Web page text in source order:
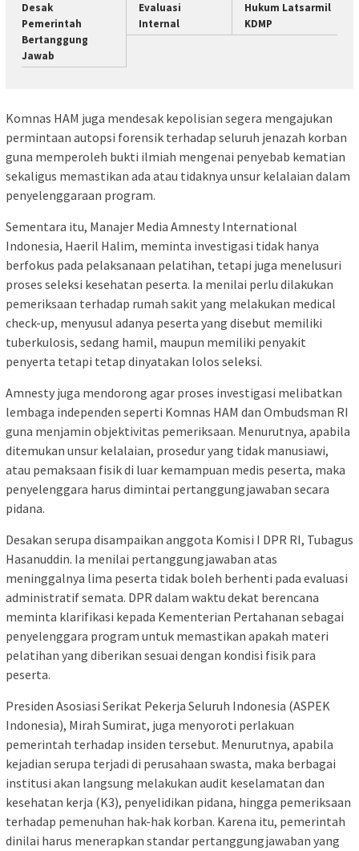
Desak
Pemerintah
Bertanggung
Jawab
Evaluasi
Internal
Hukum Latsarmil
KDMP
Komnas HAM juga mendesak kepolisian segera mengajukan
permintaan autopsi forensik terhadap seluruh jenazah korban
guna memperoleh bukti ilmiah mengenai penyebab kematian
sekaligus memastikan ada atau tidaknya unsur kelalaian dalam
penyelenggaraan program.
Sementara itu, Manajer Media Amnesty International
Indonesia, Haeril Halim, meminta investigasi tidak hanya
berfokus pada pelaksanaan pelatihan, tetapi juga menelusuri
proses seleksi kesehatan peserta. Ia menilai perlu dilakukan
pemeriksaan terhadap rumah sakit yang melakukan medical
check-up, menyusul adanya peserta yang disebut memiliki
tuberkulosis, sedang hamil, maupun memiliki penyakit
penyerta tetapi tetap dinyatakan lolos seleksi.
Amnesty juga mendorong agar proses investigasi melibatkan
lembaga independen seperti Komnas HAM dan Ombudsman RI
guna menjamin objektivitas pemeriksaan. Menurutnya, apabila
ditemukan unsur kelalaian, prosedur yang tidak manusiawi,
atau pemaksaan fisik di luar kemampuan medis peserta, maka
penyelenggara harus dimintai pertanggungjawaban secara
pidana.
Desakan serupa disampaikan anggota Komisi I DPR RI, Tubagus
Hasanuddin. Ia menilai pertanggungjawaban atas
meninggalnya lima peserta tidak boleh berhenti pada evaluasi
administratif semata. DPR dalam waktu dekat berencana
meminta klarifikasi kepada Kementerian Pertahanan sebagai
penyelenggara program untuk memastikan apakah materi
pelatihan yang diberikan sesuai dengan kondisi fisik para
peserta.
Presiden Asosiasi Serikat Pekerja Seluruh Indonesia (ASPEK
Indonesia), Mirah Sumirat, juga menyoroti perlakuan
pemerintah terhadap insiden tersebut. Menurutnya, apabila
kejadian serupa terjadi di perusahaan swasta, maka berbagai
institusi akan langsung melakukan audit keselamatan dan
kesehatan kerja (K3), penyelidikan pidana, hingga pemeriksaan
terhadap pemenuhan hak-hak korban. Karena itu, pemerintah
dinilai harus menerapkan standar pertanggungjawaban yang